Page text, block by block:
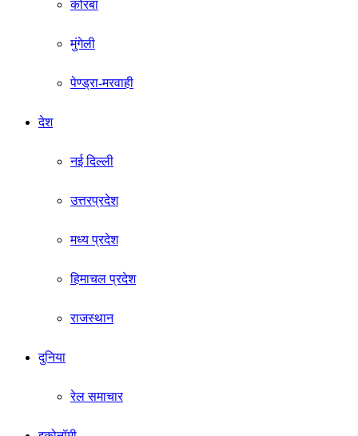
कोरबा
मुंगेली
पेण्ड्रा-मरवाही
देश
नई दिल्ली
उत्तरप्रदेश
मध्य प्रदेश
हिमाचल प्रदेश
राजस्थान
दुनिया
रेल समाचार